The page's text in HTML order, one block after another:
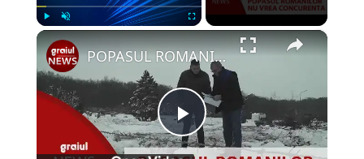
Play Unmute Fullscreen ×
P
POPASUL ROMANILOR NU VREA CONCURENTA